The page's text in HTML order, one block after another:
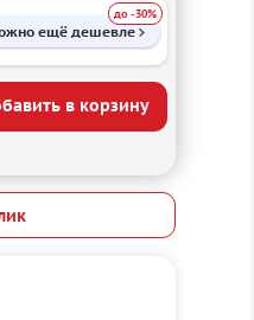
ещё дешевле
до -30%
в корзину